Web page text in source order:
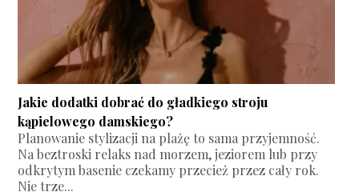
Jakie dodatki dobrać do gładkiego stroju
kąpielowego damskiego?
Planowanie stylizacji na plażę to sama przyjemność.
Na beztroski relaks nad morzem, jeziorem lub przy
odkrytym basenie czekamy przecież przez cały rok.
Nie trze...